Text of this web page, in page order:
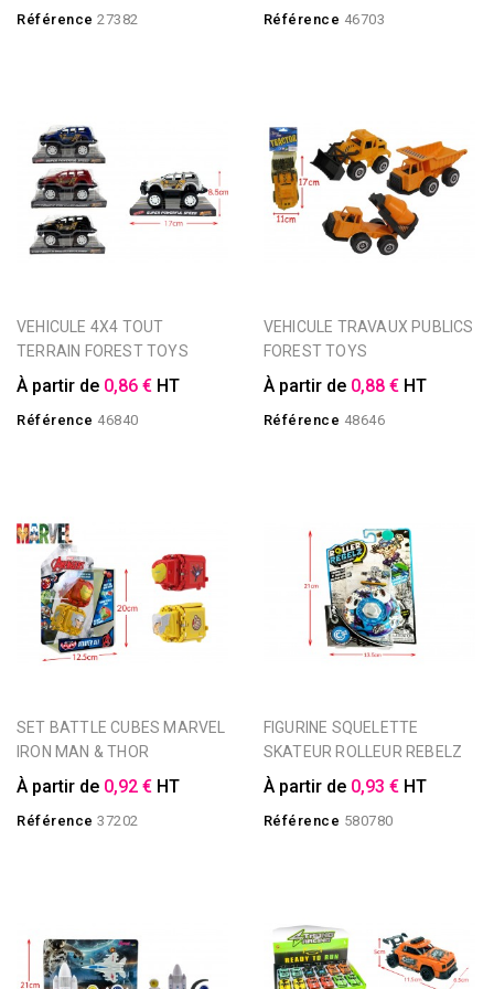
Référence 27382 Référence 46703
VEHICULE 4X4 TOUT
TERRAIN FOREST TOYS
À partir de 0,86 € HT
Référence 46840
VEHICULE TRAVAUX PUBLICS
FOREST TOYS
À partir de 0,88 € HT
Référence 48646
SET BATTLE CUBES MARVEL
IRON MAN & THOR
À partir de 0,92 € HT
Référence 37202
FIGURINE SQUELETTE
SKATEUR ROLLEUR REBELZ
À partir de 0,93 € HT
Référence 580780